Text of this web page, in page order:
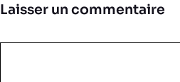
Laisser un commentaire